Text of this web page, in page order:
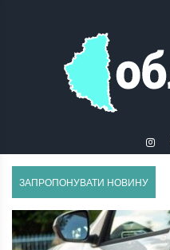
ЗАПРОПОНУВАТИ НОВИНУ